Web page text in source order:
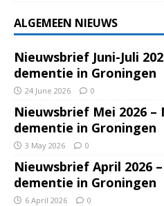
ALGEMEEN NIEUWS
Nieuwsbrief Juni-Juli
dementie in Groningen
24 June 2026 0
Nieuwsbrief Mei 2026 –
dementie in Groningen
3 May 2026 0
Nieuwsbrief April 2026
dementie in Groningen
6 April 2026 0